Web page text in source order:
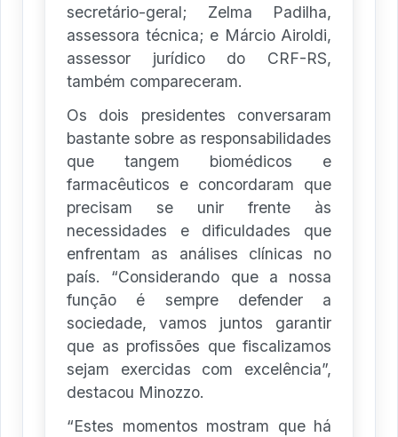
secretário-geral; Zelma Padilha,
assessora técnica; e Márcio Airoldi,
assessor jurídico do CRF-RS,
também compareceram.
Os dois presidentes conversaram
bastante sobre as responsabilidades
que tangem biomédicos e
farmacêuticos e concordaram que
precisam se unir frente às
necessidades e dificuldades que
enfrentam as análises clínicas no
país. “Considerando que a nossa
função é sempre defender a
sociedade, vamos juntos garantir
que as profissões que fiscalizamos
sejam exercidas com excelência”,
destacou Minozzo.
“Estes momentos mostram que há